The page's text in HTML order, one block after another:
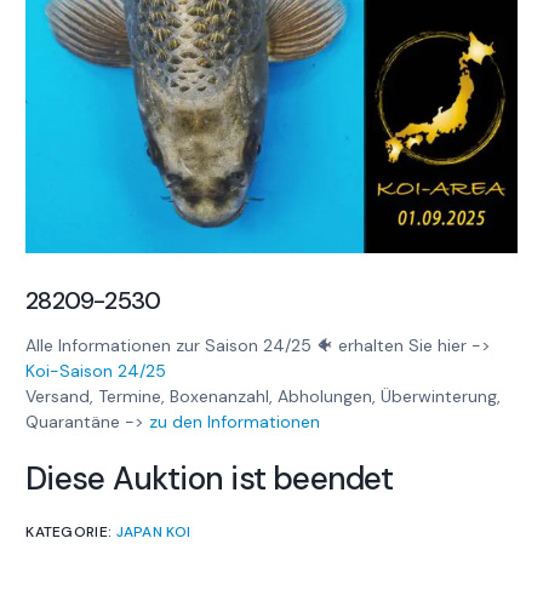
28209-2530
Alle Informationen zur Saison 24/25 🐠 erhalten Sie hier ->
Koi-Saison 24/25
Versand, Termine, Boxenanzahl, Abholungen, Überwinterung,
Quarantäne -> zu den Informationen
Diese Auktion ist beendet
KATEGORIE: JAPAN KOI